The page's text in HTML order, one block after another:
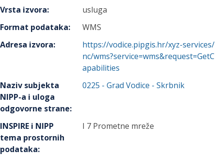
Vrsta izvora:
usluga
Format podataka:
WMS
Adresa izvora:
https://vodice.pipgis.hr/xyz-services/
nc/wms?service=wms&request=GetC
apabilities
Naziv subjekta
NIPP-a i uloga
odgovorne strane:
0225 -Grad Vodice - Skrbnik
INSPIRE i NIPP
tema prostornih
podataka:
I 7 Prometne mreže